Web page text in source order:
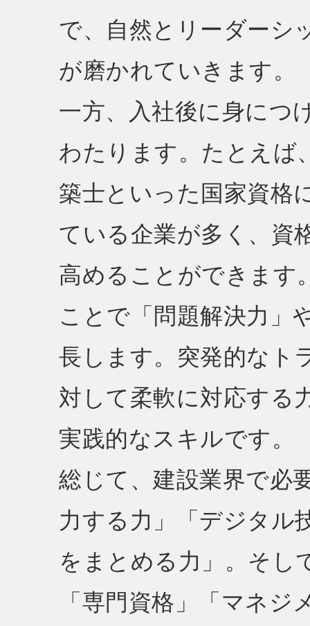
で、自然とリーダーシ
が磨かれていきます。
一方、入社後に身につ
わたります。たとえば
築士といった国家資格
ている企業が多く、資
高めることができます
ことで「問題解決力」
長します。突発的なト
対して柔軟に対応する
実践的なスキルです。
総じて、建設業界で必
力する力」「デジタル
をまとめる力」。そし
「専門資格」「マネ